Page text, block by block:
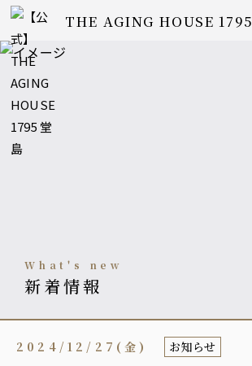
THE AGING HOUSE 1795
what's new
新着情報
2024/12/27(金) お知らせ